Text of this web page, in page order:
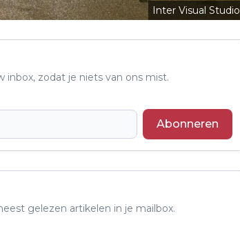
Inter Visual Studio
zodat je niets van ons mist.
Abonneren
gelezen artikelen in je mailbox.